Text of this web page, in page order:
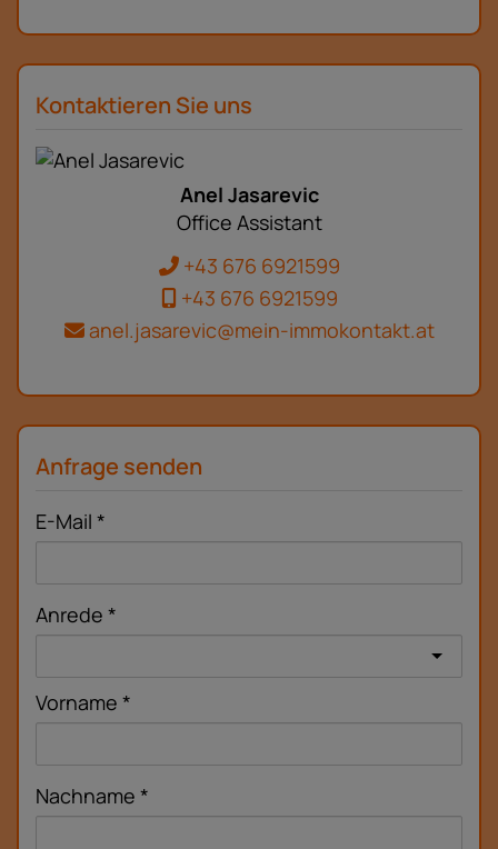
Kontaktieren Sie uns
Anel Jasarevic
Office Assistant
+43 676 6921599
+43 676 6921599
anel.jasarevic@mein-immokontakt.at
Anfrage senden
E-Mail
Anrede
Vorname
Nachname